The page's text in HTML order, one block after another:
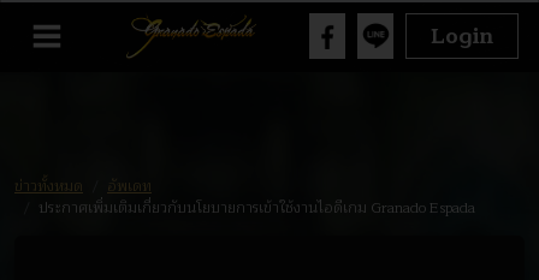
Login
ข่าวทั้งหมด
อัพเดท
ประกาศเพิ่มเติมเกี่ยวกับนโยบายการเข้าใช้งานไอดีเกม Granado Espada